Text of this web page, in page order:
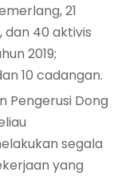
21
40 aktivis
2019;
10 cadangan.
Pengerusi Dong
segala
yang